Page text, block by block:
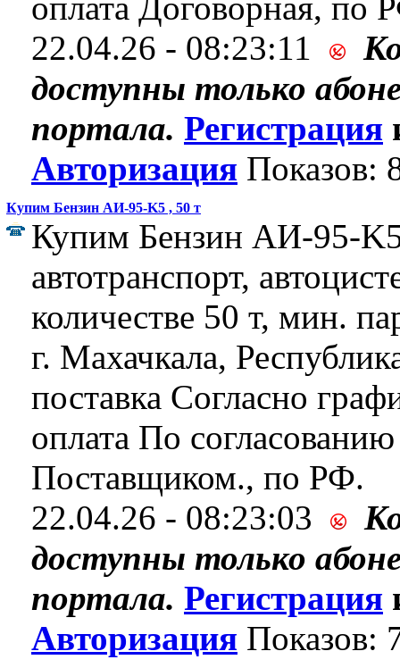
22.04.26 - 08:23:11
доступны только
портала. Регистрация
Авторизация Показов:
Купим Бензин АИ-95-K5 , 50 т
Купим Бензин АИ-95-
автотранспорт,
количестве 50 т, мин.
г. Махачкала,
поставка Согласно
оплата По
Поставщиком., по РФ.
22.04.26 - 08:23:03
доступны только
портала. Регистрация
Авторизация Показов: